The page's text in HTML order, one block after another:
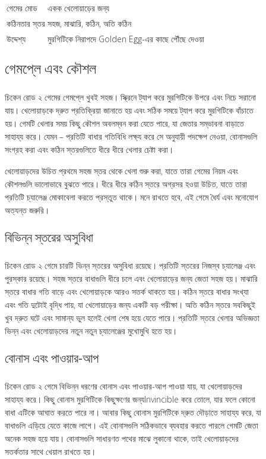
গেমের মোড
একক খেলোয়াড়ের জন্য
কঠিনতার স্তর সহজ, মাঝারি, কঠিন, অতি কঠিন
উদ্দেশ্য
মুরগিটিকে নিরাপদে Golden Egg-এর কাছে পৌঁছে দেওয়া
গেমপ্লে এবং কৌশল
চিকেন রোড ২ গেমের গেমপ্লে খুবই সহজ। স্ক্রিনে ট্যাপ করে মুরগিটিকে উপরে এবং নিচে সরানো
যায়। খেলোয়াড়কে দ্রুত প্রতিক্রিয়া জানাতে হয় এবং সঠিক সময়ে ট্যাপ করে মুরগিটিকে বাঁচাতে
হয়। গেমটি খেলার সময় কিছু কৌশল অবলম্বন করা যেতে পারে, যা জেতার সম্ভাবনা বাড়াতে
সাহায্য করে। যেমন – প্রতিটি বাধার গতিবিধি লক্ষ্য করে সে অনুযায়ী পদক্ষেপ নেওয়া, বোনাসগুলি
সংগ্রহ করা এবং কঠিন স্তরগুলিতে ধীরে ধীরে খেলার চেষ্টা করা।
খেলোয়াড়দের উচিত প্রথমে সহজ স্তর থেকে খেলা শুরু করা, যাতে তারা গেমের নিয়ম এবং
কৌশলগুলি ভালোভাবে বুঝতে পারে। ধীরে ধীরে কঠিন স্তরে অগ্রসর হওয়া উচিত, যাতে তারা
প্রতিটি চ্যালেঞ্জ মোকাবেলা করতে প্রস্তুত থাকে। মনে রাখতে হবে, এই গেমে ধৈর্য এবং মনোযোগ
অত্যন্ত জরুরি।
বিভিন্ন স্তরের অসুবিধা
চিকেন রোড ২ গেমে চারটি ভিন্ন স্তরের অসুবিধা রয়েছে। প্রতিটি স্তরের নিজস্ব চ্যালেঞ্জ এবং
পুরস্কার রয়েছে। সহজ স্তরে বাধাগুলি ধীরে চলে এবং খেলোয়াড়ের জন্য জেতা সহজ হয়। মাঝারি
স্তরে বাধার গতি বাড়ে এবং খেলোয়াড়কে আরও সতর্ক থাকতে হয়। কঠিন স্তরে বাধার সংখ্যা
এবং গতি দুটোই বৃদ্ধি পায়, যা খেলোয়াড়ের জন্য একটি বড় পরীক্ষা। অতি কঠিন স্তরে সবকিছুই
খুব দ্রুত ঘটে এবং সামান্য ভুল হলেই খেলা শেষ হয়ে যেতে পারে। প্রতিটি স্তরে খেলার অভিজ্ঞতা
ভিন্ন এবং খেলোয়াড়দের নতুন নতুন চ্যালেঞ্জের মুখোমুখি হতে হয়।
বোনাস এবং পাওয়ার-আপ
চিকেন রোড ২ গেমে বিভিন্ন ধরণের বোনাস এবং পাওয়ার-আপ পাওয়া যায়, যা খেলোয়াড়দের
সাহায্য করে। কিছু বোনাস মুরগিটিকে কিছুক্ষণের জন্যInvincible করে তোলে, যার ফলে কোনো
বাধা এটিকে আঘাত করতে পারে না। আবার কিছু বোনাস মুরগিটিকে দ্রুত দৌড়াতে সাহায্য করে, যা
বাধাগুলি এড়িয়ে যেতে কাজে লাগে। এই বোনাসগুলি সঠিকভাবে ব্যবহার করতে পারলে গেমটি জেতা
অনেক সহজ হয়ে যায়। বোনাসগুলি সাধারণত পথের মাঝে লুকানো থাকে, তাই খেলোয়াড়দের
সতর্কতার সাথে খেয়াল রাখতে হয়।